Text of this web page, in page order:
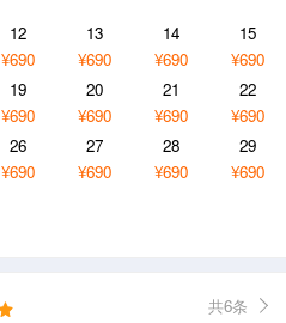
12
¥690
13
¥690
14
¥690
15
¥690
19
¥690
20
¥690
21
¥690
22
¥690
26
¥690
27
¥690
28
¥690
29
¥690
共6条